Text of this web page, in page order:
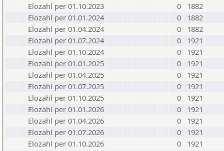
Elozahl per 01.10.2023
0
1882
Elozahl per 01.01.2024
0
1882
Elozahl per 01.04.2024
0
1882
Elozahl per 01.07.2024
0
1921
Elozahl per 01.10.2024
0
1921
Elozahl per 01.01.2025
0
1921
Elozahl per 01.04.2025
0
1921
Elozahl per 01.07.2025
0
1921
Elozahl per 01.10.2025
0
1921
Elozahl per 01.01.2026
0
1921
Elozahl per 01.04.2026
0
1921
Elozahl per 01.07.2026
0
1921
Elozahl per 01.10.2026
0 1921